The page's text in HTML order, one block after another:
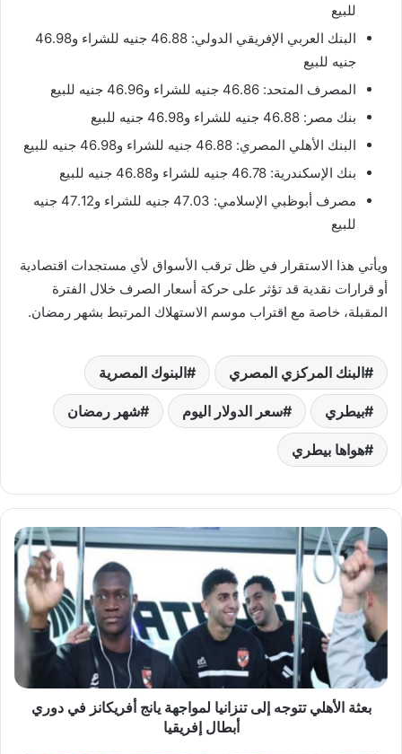
للبيع
البنك العربي الإفريقي الدولي: 46.88 جنيه للشراء و46.98
جنيه للبيع
المصرف المتحد: 46.86 جنيه للشراء و46.96 جنيه للبيع
بنك مصر: 46.88 جنيه للشراء و46.98 جنيه للبيع
البنك الأهلي المصري: 46.88 جنيه للشراء و46.98 جنيه للبيع
بنك الإسكندرية: 46.78 جنيه للشراء و46.88 جنيه للبيع
مصرف أبوظبي الإسلامي: 47.03 جنيه للشراء و47.12 جنيه
للبيع
ويأتي هذا الاستقرار في ظل ترقب الأسواق لأي مستجدات اقتصادية
أو قرارات نقدية قد تؤثر على حركة أسعار الصرف خلال الفترة
المقبلة، خاصة مع اقتراب موسم الاستهلاك المرتبط بشهر رمضان.
البنك المركزي المصري البنوك المصرية
بيطري سعر الدولار اليوم شهر رمضان
هواها بيطري
بعثة
الأهلي
تتوجه
إلى
تنزانيا
لمواجهة
يانج
أفريكانز
في
دوريبعثة الأهلي تتوجه إلى تنزانيا لمواجهة يانج أفريكانز في دوري
أبطال إفريقيا